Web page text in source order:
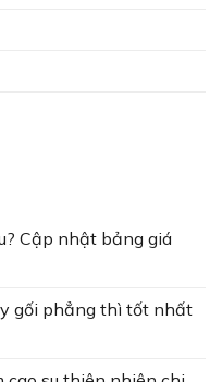
Cập nhật bảng giá
gối phẳng thì tốt nhất